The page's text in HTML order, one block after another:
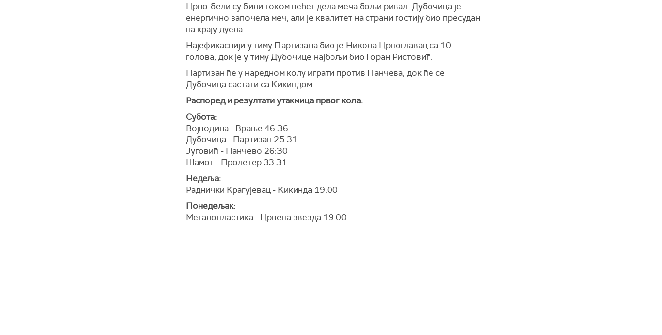
Црно-бели су били током већег дела меча бољи ривал. Дубочица је
енергично започела меч, али је квалитет на страни гостију био пресудан
на крају дуела.
Најефикаснији у тиму Партизана био је Никола Црноглавац са 10
голова, док је у тиму Дубочице најбољи био Горан Ристовић.
Партизан ће у наредном колу играти против Панчева, док ће се
Дубочица састати са Кикиндом.
Распоред и резултати утакмица првог кола:
Субота:
Војводина - Врање 46:36
Дубочица - Партизан 25:31
Југовић - Панчево 26:30
Шамот - Пролетер 33:31
Недеља:
Раднички Крагујевац - Кикинда 19.00
Понедељак:
Металопластика - Црвена звезда 19.00